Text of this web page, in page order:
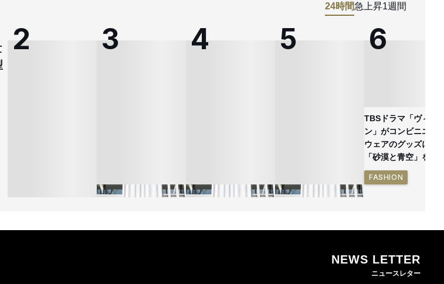
24時間急上昇1週間
オンワードHDが緊急時
TBSドラマ「ヴィヴ
ン」がコンビニエン
ウェアのグッズに
「砂漠と青空」を表
FASHION
NEWS LETTER
ニュースレター